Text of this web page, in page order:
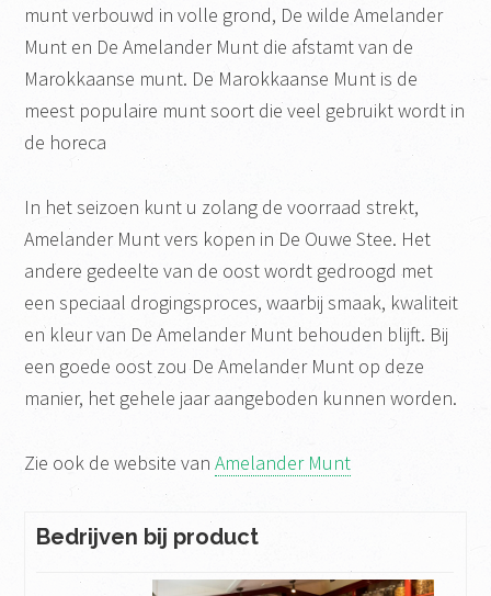
munt verbouwd in volle grond, De wilde Amelander
Munt en De Amelander Munt die afstamt van de
Marokkaanse munt. De Marokkaanse Munt is de
meest populaire munt soort die veel gebruikt wordt in
de horeca
In het seizoen kunt u zolang de voorraad strekt,
Amelander Munt vers kopen in De Ouwe Stee. Het
andere gedeelte van de oost wordt gedroogd met
een speciaal drogingsproces, waarbij smaak, kwaliteit
en kleur van De Amelander Munt behouden blijft. Bij
een goede oost zou De Amelander Munt op deze
manier, het gehele jaar aangeboden kunnen worden.
Zie ook de website vanAmelander Munt
Bedrijven bij product